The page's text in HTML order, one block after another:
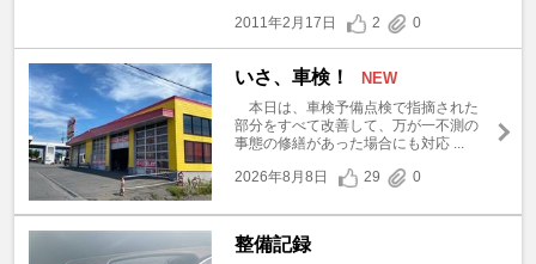
2011年2月17日
2 0
いさ、車検！ NEW
本日は、車検予備点検で指摘された
部分をすべて改善して、万が一不測の
事態の修繕があった場合にも対応 ...
2026年8月8日
29 0
整備記録